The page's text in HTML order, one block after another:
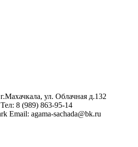
г.Махачкала, ул. Облачная д.132
Тел: 8 (989) 863-95-14
Email: agama-sachada@bk.ru